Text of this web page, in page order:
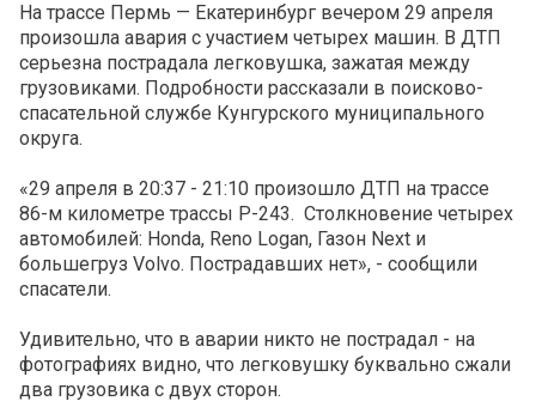
На трассе Пермь — Екатеринбург вечером 29 апреля
произошла авария с участием четырех машин. В ДТП
серьезна пострадала легковушка, зажатая между
грузовиками. Подробности рассказали в поисково-
спасательной службе Кунгурского муниципального
округа.
«29 апреля в 20:37 - 21:10 произошло ДТП на трассе
86-м километре трассы Р-243. Столкновение четырех
автомобилей: Honda, Reno Logan, Газон Next и
большегруз Volvo. Пострадавших нет», - сообщили
спасатели.
Удивительно, что в аварии никто не пострадал - на
фотографиях видно, что легковушку буквально сжали
два грузовика с двух сторон.